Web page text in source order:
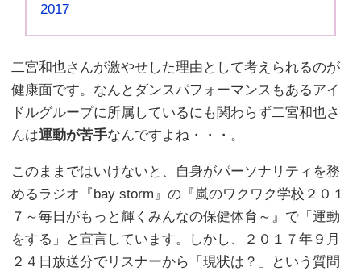
2017
二宮和也さんが激やせした理由として考えられるのが
健康面です。なんとダンスパフォーマンスもあるアイ
ドルグループに所属しているにも関わらず二宮和也さ
んは運動が苦手なんですよね・・・。
このままではいけないと、自身がパーソナリティを務
めるラジオ『bay storm』の『嵐のワクワク学校２０１
７～毎日がもっと輝くみんなの保健体育～』で「運動
をする」と宣言しています。しかし、２０１７年９月
２４日放送分でリスナーから「現状は？」という質問